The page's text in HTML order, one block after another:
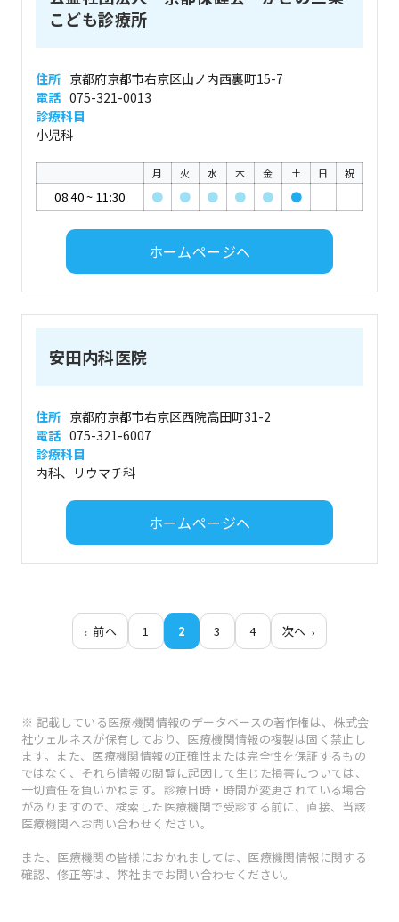
こども診療所
住所 京都府京都市右京区山ノ内西裏町15-7
電話 075-321-0013
診療科目
小児科
月 火 水 木 金 土 日 祝
08:40~ 11:30 ● ● ● ● ● ●
ホームページへ
安田内科医院
住所 京都府京都市右京区西院高田町31-2
電話 075-321-6007
診療科目
内科、リウマチ科
ホームページへ
前へ 1 2 3 4 次へ
※ 記載している医療機関情報のデータベースの著作権は、株式会
社ウェルネスが保有しており、医療機関情報の複製は固く禁止し
ます。また、医療機関情報の正確性または完全性を保証するもの
ではなく、それら情報の閲覧に起因して生じた損害については、
一切責任を負いかねます。診療日時・時間が変更されている場合
がありますので、検索した医療機関で受診する前に、直接、当該
医療機関へお問い合わせください。
また、医療機関の皆様におかれましては、医療機関情報に関する
確認、修正等は、弊社までお問い合わせください。